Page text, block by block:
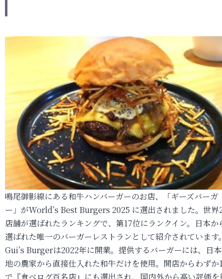
鳴尾御影線にある和牛ハンバーガーのお店、「ギーズバーガ
ー」がWorld’s Best Burgers 2025 に選出されました。世界
店舗が選ばれたランキングで、第17位にランクイン。日本か
選ばれた唯一のバーガーレストランとして紹介されています
Gui’s Burgerは2022年に開業。提供するバーガーには、日
地の農家から直接仕入れた和牛だけを使用。開店からわずか